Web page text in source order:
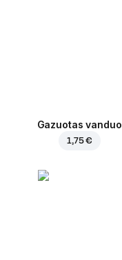
Gazuotas vanduo
1,75 €